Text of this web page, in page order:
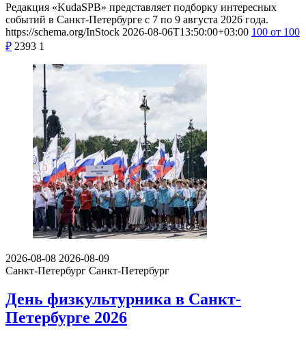
Редакция «KudaSPB» представляет подборку интересных
событий в Санкт-Петербурге с 7 по 9 августа 2026 года.
https://schema.org/InStock 2026-08-06T13:50:00+03:00 100 от 100
₽ 2393 1
2026-08-08 2026-08-09
Санкт-Петербург Санкт-Петербург
День физкультурника в Санкт-
Петербурге 2026